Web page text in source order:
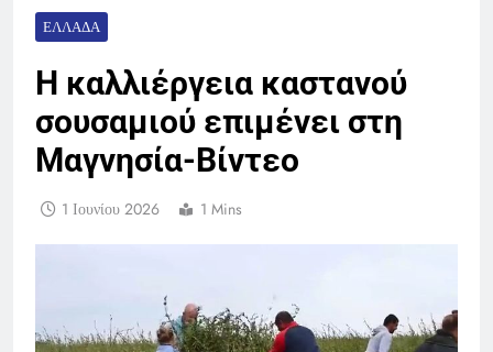
ΕΛΛΆΔΑ
Η καλλιέργεια καστανού
σουσαμιού επιμένει στη
Μαγνησία-Βίντεο
1 Ιουνίου 2026 1 Mins